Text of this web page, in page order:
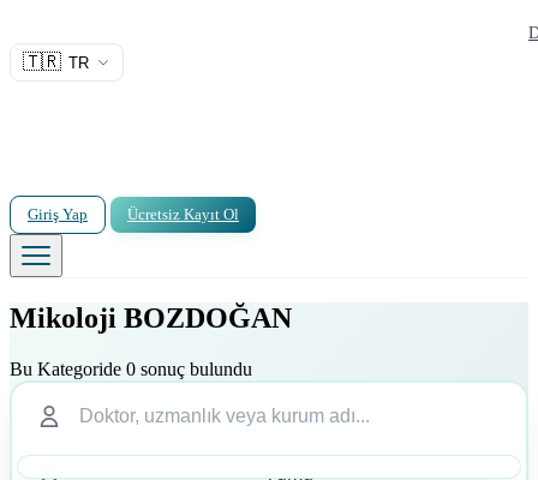
🇹🇷 TR
Giriş Yap Ücretsiz Kayıt Ol
Mikoloji BOZDOĞAN
Bu Kategoride 0 sonuç bulundu